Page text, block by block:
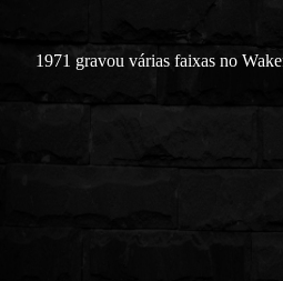
1971 gravou várias faixas no